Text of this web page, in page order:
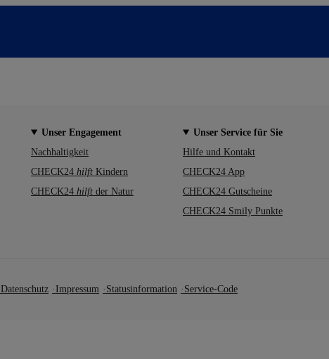
Unser Engagement
Nachhaltigkeit
CHECK24 hilft Kindern
CHECK24 hilft der Natur
Unser Service für Sie
Hilfe und Kontakt
CHECK24 App
CHECK24 Gutscheine
CHECK24 Smily Punkte
Datenschutz Impressum Statusinformation Service-Code